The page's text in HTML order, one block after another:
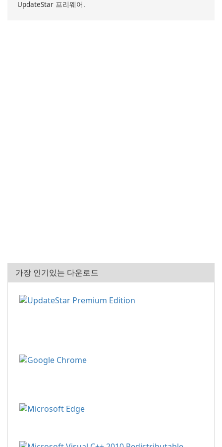
UpdateStar 프리웨어.
가장 인기있는 다운로드